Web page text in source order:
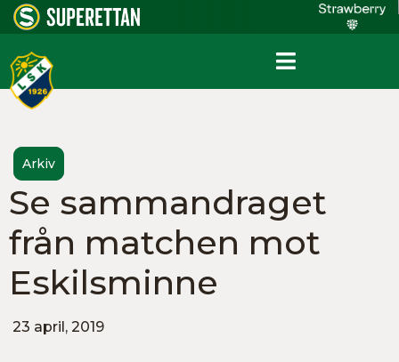
Arkiv
Se sammandraget
från matchen mot
Eskilsminne
23 april, 2019